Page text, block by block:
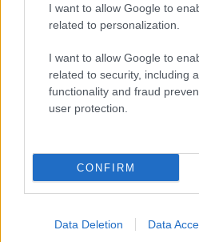
I want to allow Google to
related to personalization.
I want to allow Google to
related to security, including
functionality and fraud
user protection.
CONFIRM
Data Deletion Data
műfaj négy
egyszerre adta ki új albumát.
37. számának tartalmából.
ismertebb nevén Surgeon)
már technón túli absztrakt…